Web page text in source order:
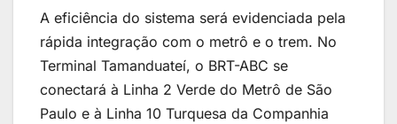
A eficiência do sistema será evidenciada pela
rápida integração com o metrô e o trem. No
Terminal Tamanduateí, o BRT-ABC se
conectará à Linha 2 Verde do Metrô de São
Paulo e à Linha 10 Turquesa da Companhia